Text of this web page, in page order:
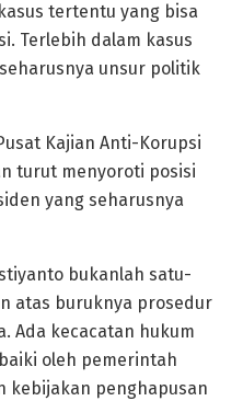
tertentu yang bisa
Terlebih dalam kasus
unsur politik
Kajian Anti-Korupsi
turut menyoroti posisi
yang seharusnya
bukanlah satu-
atas buruknya prosedur
Ada kecacatan hukum
oleh pemerintah
kebijakan penghapusan